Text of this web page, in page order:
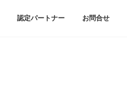
認定パートナー お問合せ